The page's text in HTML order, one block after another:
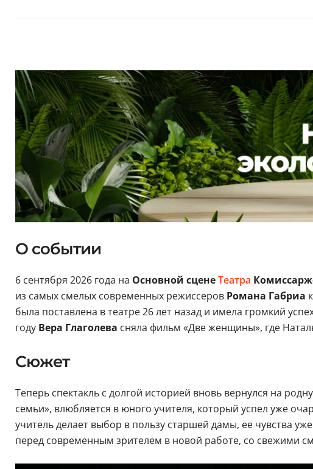
О событии
6 сентября 2026 года на Основной сценеТеатра
из самых смелых современных режиссеров Романа Габриа
была поставлена в театре 26 лет назад и имела громкий
году Вера Глаголева сняла фильм «Две женщины», где
Сюжет
Теперь спектакль с долгой историей вновь вернулся на
семьи», влюбляется в юного учителя, который успел уже
учитель делает выбор в пользу старшей дамы, ее чувства
перед современным зрителем в новой работе, со свежими